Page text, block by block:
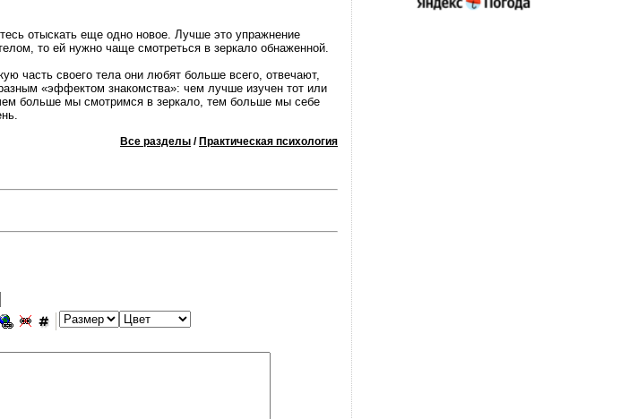
отыскать еще одно новое. Лучше это упражнение
то ей нужно чаще смотреться в зеркало обнаженной.
часть своего тела они любят больше всего, отвечают,
«эффектом знакомства»: чем лучше изучен тот или
больше мы смотримся в зеркало, тем больше мы себе
Все разделы / Практическая психология